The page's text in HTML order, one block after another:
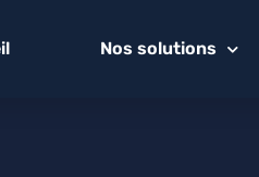
Nos solutions